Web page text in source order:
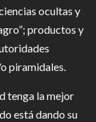
ocultas y
productos y
piramidales.
tenga la mejor
está dando su